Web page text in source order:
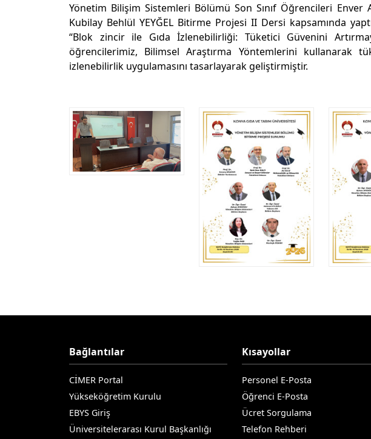
Yönetim Bilişim Sistemleri Bölümü Son Sınıf Öğrencileri Enver
Kubilay Behlül YEYĞEL Bitirme Projesi II Dersi kapsamında
“Blok zincir ile Gıda İzlenebilirliği: Tüketici Güvenini
öğrencilerimiz, Bilimsel Araştırma Yöntemlerini kullanarak
izlenebilirlik uygulamasını tasarlayarak geliştirmiştir.
Bağlantılar
CİMER Portal
Yükseköğretim Kurulu
EBYS Giriş
Üniversitelerarası Kurul Başkanlığı
Kısayollar
Personel E-Posta
Öğrenci E-Posta
Ücret Sorgulama
Telefon Rehberi